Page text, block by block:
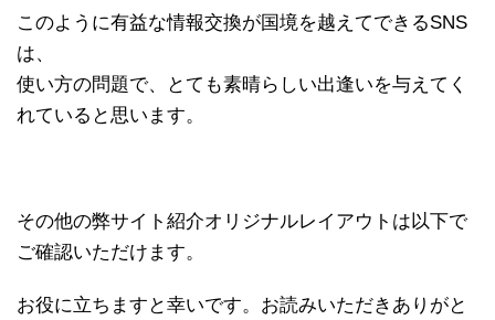
このように有益な情報交換が国境を越えてできるSNS
は、
使い方の問題で、とても素晴らしい出逢いを与えてく
れていると思います。
その他の弊サイト紹介オリジナルレイアウトは以下で
ご確認いただけます。
お役に立ちますと幸いです。お読みいただきありがと